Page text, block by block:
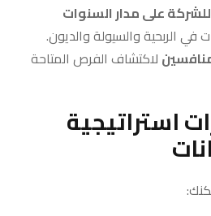
للشركة على مدار السنوات
في الربحية والسيولة والديون.
لاكتشاف الفرص المتاحة
استراتيجية